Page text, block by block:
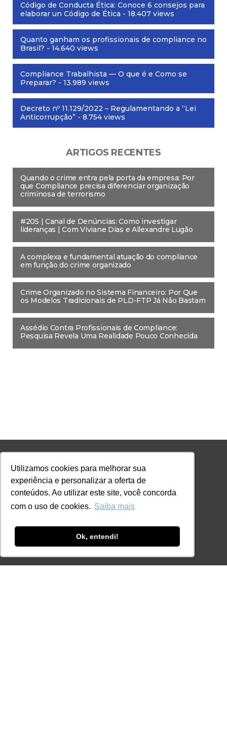
Utilizamos cookies para melhorar sua
experiência e personalizar a oferta de
conteúdos. Ao utilizar este site, você concorda
com o uso de cookies. Saiba mais
Ok, entendi!
Código de Conducta Ética: Conoce 6 consejos para
elaborar un Código de Ética - 18.407 views
Quanto ganham os profissionais de compliance no
Brasil? - 14.640 views
Compliance Trabalhista — O que é e Como se
Preparar? - 13.989 views
Decreto nº 11.129/2022 – Regulamentando a “Lei
Anticorrupção” - 8.754 views
ARTIGOS RECENTES
Quando o crime entra pela porta da empresa: Por
que Compliance precisa diferenciar organização
criminosa de terrorismo
#205 | Canal de Denúncias: Como investigar
lideranças | Com Viviane Dias e Allexandre Lugão
A complexa e fundamental atuação do compliance
em função do crime organizado
Crime Organizado no Sistema Financeiro: Por Que
os Modelos Tradicionais de PLD-FTP Já Não Bastam
Assédio Contra Profissionais de Compliance:
Pesquisa Revela Uma Realidade Pouco Conhecida
A FACULDADE LEC
Sobre
Política de Privacidade
Código de Conduta